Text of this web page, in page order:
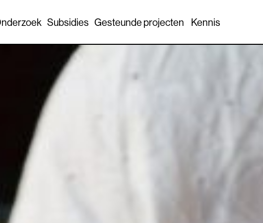
Subsidies Gesteunde projecten Kennis